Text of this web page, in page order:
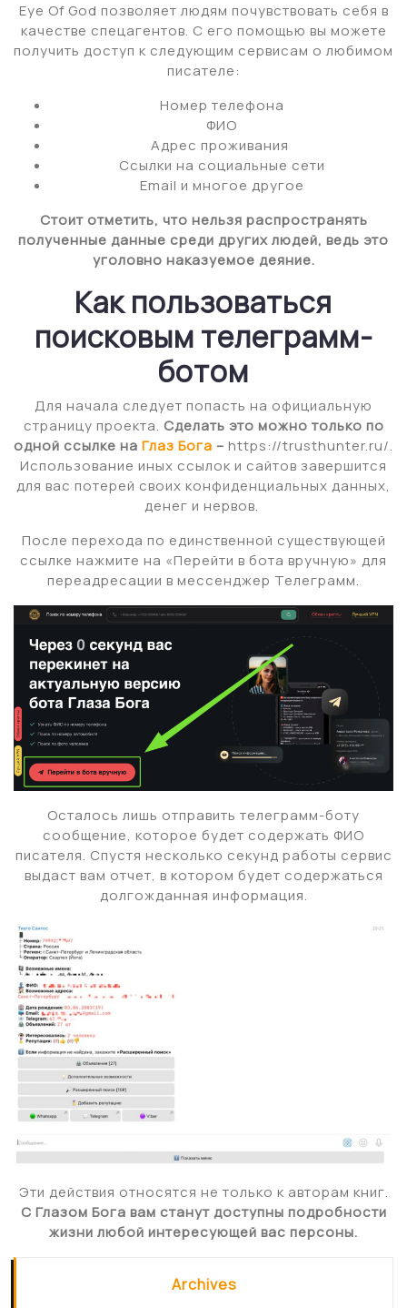
Eye Of God позволяет людям почувствовать себя в
качестве спецагентов. С его помощью вы можете
получить доступ к следующим сервисам о любимом
писателе:
Номер телефона
ФИО
Адрес проживания
Ссылки на социальные сети
Email и многое другое
Стоит отметить, что нельзя распространять
полученные данные среди других людей, ведь это
уголовно наказуемое деяние.
Как пользоваться
поисковым телеграмм-
ботом
Для начала следует попасть на официальную
страницу проекта. Сделать это можно только по
одной ссылке на Глаз Бога – https://trusthunter.ru/.
Использование иных ссылок и сайтов завершится
для вас потерей своих конфиденциальных данных,
денег и нервов.
После перехода по единственной существующей
ссылке нажмите на «Перейти в бота вручную» для
переадресации в мессенджер Телеграмм.
Осталось лишь отправить телеграмм-боту
сообщение, которое будет содержать ФИО
писателя. Спустя несколько секунд работы сервис
выдаст вам отчет, в котором будет содержаться
долгожданная информация.
Эти действия относятся не только к авторам книг.
С Глазом Бога вам станут доступны подробности
жизни любой интересующей вас персоны.
Archives